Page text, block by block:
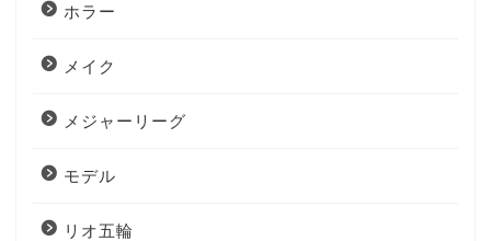
ホラー
メイク
メジャーリーグ
モデル
リオ五輪